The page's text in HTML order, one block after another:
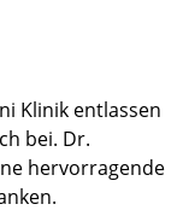
Klinik entlassen
bei. Dr.
hervorragende